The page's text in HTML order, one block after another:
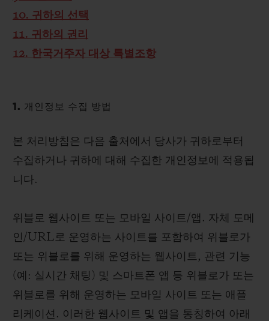
10. 귀하의 선택
11. 귀하의 권리
12. 한국거주자 대상 특별조항
1. 개인정보 수집 방법
본 처리방침은 다음 출처에서 당사가 귀하로부터
수집하거나 귀하에 대해 수집한 개인정보에 적용됩
니다.
위블로 웹사이트 또는 모바일 사이트/앱. 자체 도메
인/URL로 운영하는 사이트를 포함하여 위블로가
또는 위블로를 위해 운영하는 웹사이트, 관련 기능
(예: 실시간 채팅) 및 스마트폰 앱 등 위블로가 또는
위블로를 위해 운영하는 모바일 사이트 또는 애플
리케이션. 이러한 웹사이트 및 앱을 통칭하여 아래